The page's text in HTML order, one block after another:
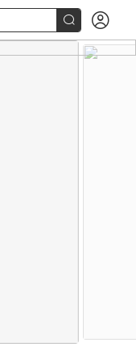
 